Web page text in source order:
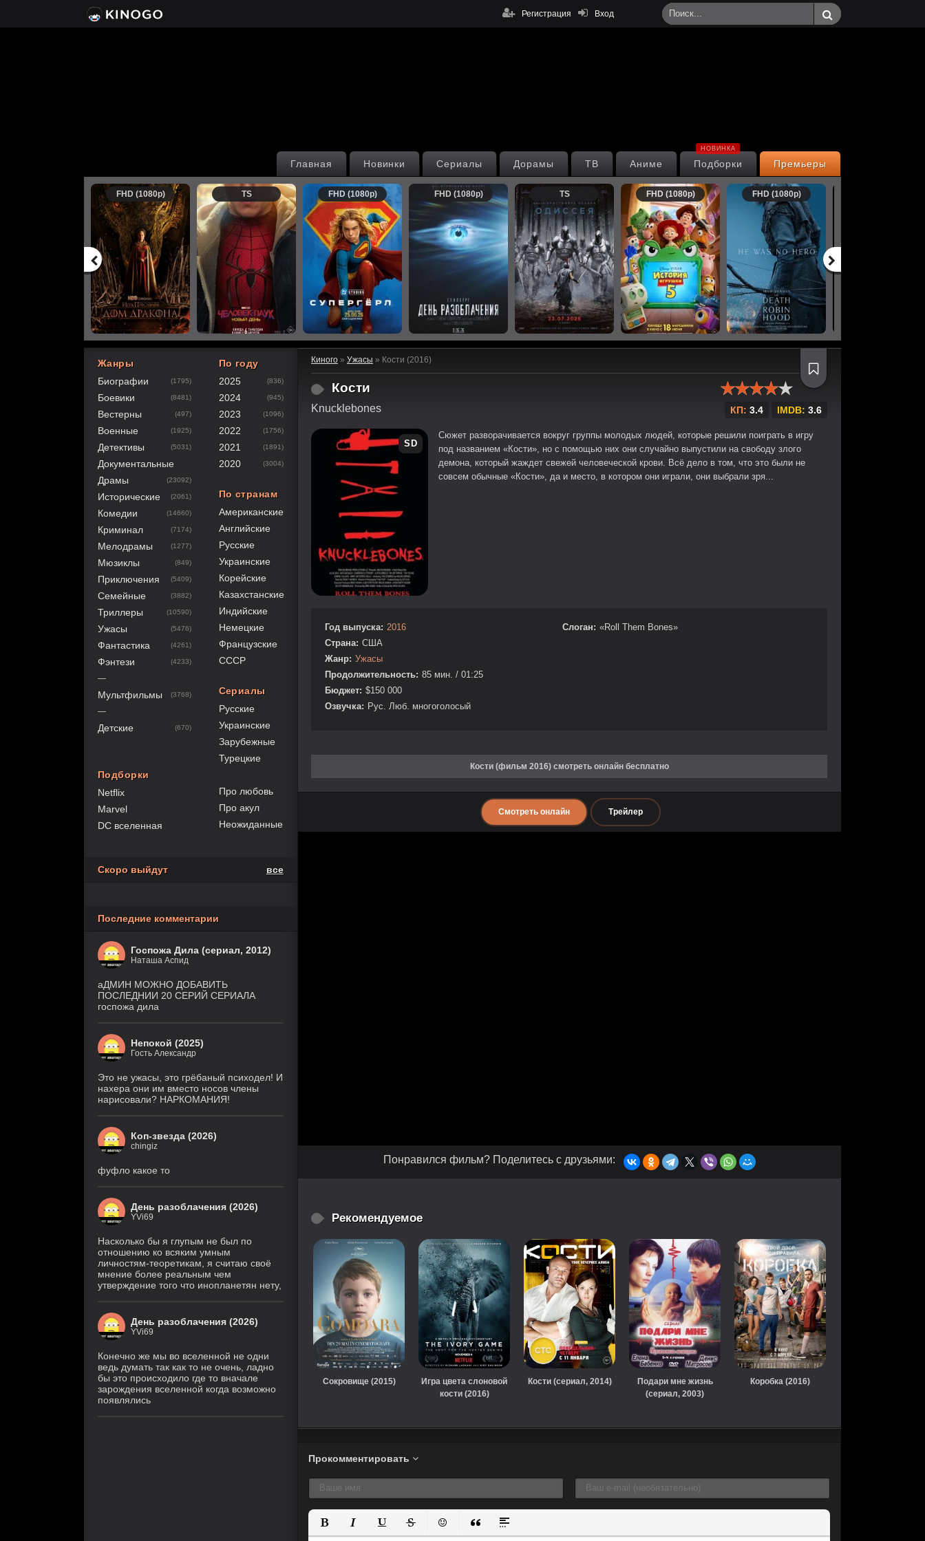
Вход
Регистрация
Премьеры
Подборки
НОВИНКА
Аниме
ТВ
Дорамы
Сериалы
Новинки
Главная
FHD (1080p) TS FHD (1080p) FHD (1080p) TS FHD (1080p) FHD (1080p)
Киного » Ужасы » Кости (2016)
Кости
Knucklebones
80
1 2 3 4
КП: 3.4 IMDB: 3.6
SD
Сюжет разворачивается вокруг группы молодых людей, которые решили поиграть в игру
под названием «Кости», но с помощью них они случайно выпустили на свободу злого
демона, который жаждет свежей человеческой крови. Всё дело в том, что это были не
совсем обычные «Кости», да и место, в котором они играли, они выбрали зря...
Год выпуска: 2016
Страна: США
Жанр: Ужасы
Продолжительность: 85 мин. / 01:25
Бюджет: $150 000
Озвучка: Рус. Люб. многоголосый
Слоган: «Roll Them Bones»
Кости (фильм 2016) смотреть онлайн бесплатно
Смотреть онлайн Трейлер
Понравился фильм? Поделитесь с друзьями:
Рекомендуемое
Сокровище (2015)
Игра цвета слоновой
кости (2016)
Кости (сериал, 2014)
Подари мне жизнь
(сериал, 2003)
Коробка (2016)
Прокомментировать
Жанры
Биографии
(1795)
Боевики (8481)
Вестерны (497)
Военные (1925)
Детективы (5031)
Документальные
Драмы
(23092)
Исторические (2061)
Комедии (14660)
Криминал (7174)
Мелодрамы (1277)
Мюзиклы (849)
Приключения (5409)
Семейные (3882)
Триллеры (10590)
Ужасы (5476)
Фантастика (4261)
Фэнтези (4233)
—
Мультфильмы (3768)
—
Детские (670)
Подборки
Netflix
Marvel
DC вселенная
По году
2025
(836)
2024 (945)
2023 (1096)
2022 (1756)
2021 (1891)
2020 (3004)
По странам
Американские
Английские
Русские
Украинские
Корейские
Казахстанские
Индийские
Немецкие
Французские
СССР
Сериалы
Русские
Украинские
Зарубежные
Турецкие
Про любовь
Про акул
Неожиданные
Скоро выйдут все
Последние комментарии
Госпожа Дила (сериал, 2012)
Наташа Аспид
аДМИН МОЖНО ДОБАВИТЬ
ПОСЛЕДНИИ 20 СЕРИЙ СЕРИАЛА
госпожа дила
Непокой (2025)
Гость Александр
Это не ужасы, это грёбаный психодел! И
нахера они им вместо носов члены
нарисовали? НАРКОМАНИЯ!
Коп-звезда (2026)
chingiz
фуфло какое то
День разоблачения (2026)
YVi69
Насколько бы я глупым не был по
отношению ко всяким умным
личностям-теоретикам, я считаю своё
мнение более реальным чем
утверждение того что инопланетян нету,
День разоблачения (2026)
YVi69
Конечно же мы во вселенной не одни
ведь думать так как то не очень, ладно
бы это происходило где то вначале
зарождения вселенной когда возможно
появлялись